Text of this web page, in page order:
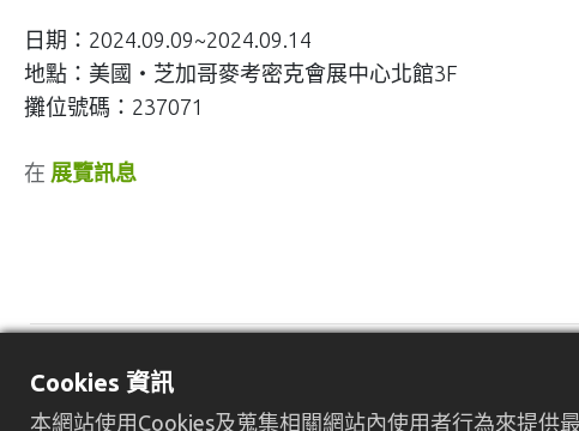
日期：2024.09.09~2024.09.14
地點：美國‧芝加哥麥考密克會展中心北館3F
攤位號碼：237071
在 展覽訊息
Cookies 資訊
本網站使用Cookies及蒐集相關網站內使用者行為來提供